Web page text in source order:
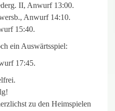
II, Anwurf 13:00.
Anwurf 14:10.
15:40.
ein Auswärtsspiel:
17:45.
zu den Heimspielen